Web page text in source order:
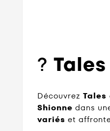
?
Découvrez Tales
Shionne dans
variés et